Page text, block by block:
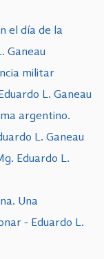
el día de la
Ganeau
militar
L. Ganeau
argentino.
L. Ganeau
Eduardo L.
Una
- Eduardo L.